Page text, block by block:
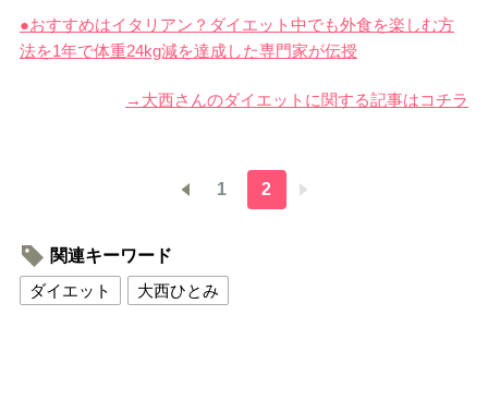
●おすすめはイタリアン？ダイエット中でも外食を楽しむ方
法を1年で体重24kg減を達成した専門家が伝授
→大西さんのダイエットに関する記事はコチラ
1 2
関連キーワード
ダイエット
大西ひとみ